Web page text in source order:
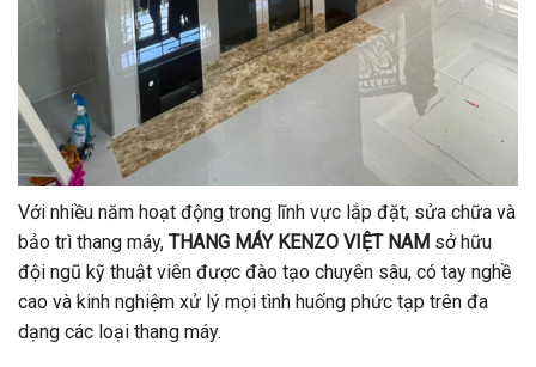
Với nhiều năm hoạt động trong lĩnh vực lắp đặt, sửa chữa và
bảo trì thang máy, THANG MÁY KENZO VIỆT NAM sở hữu
đội ngũ kỹ thuật viên được đào tạo chuyên sâu, có tay nghề
cao và kinh nghiệm xử lý mọi tình huống phức tạp trên đa
dạng các loại thang máy.